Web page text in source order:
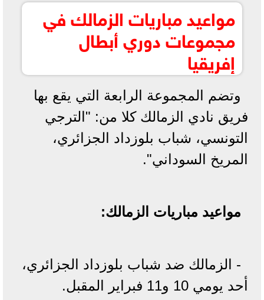
مواعيد مباريات الزمالك في
مجموعات دوري أبطال
إفريقيا
وتضم المجموعة الرابعة التي يقع بها
فريق نادي الزمالك كلا من: "الترجي
التونسي، شباب بلوزداد الجزائري،
المريخ السوداني".
مواعيد مباريات الزمالك:
- الزمالك ضد شباب بلوزداد الجزائري،
أحد يومي 10 و11 فبراير المقبل.